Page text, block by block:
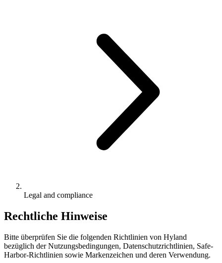
Legal and compliance
Rechtliche Hinweise
Bitte überprüfen Sie die folgenden Richtlinien von Hyland
bezüglich der Nutzungsbedingungen, Datenschutzrichtlinien, Safe-
Harbor-Richtlinien sowie Markenzeichen und deren Verwendung.